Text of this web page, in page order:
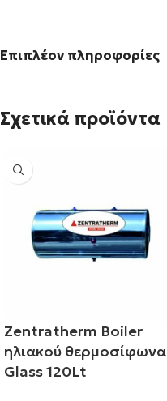
Επιπλέον πληροφορίες
Σχετικά προϊόντα
Zentratherm Boiler
ηλιακού θερμοσίφωνα
Glass 120Lt